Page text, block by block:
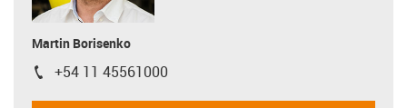
Martin Borisenko
igus-icon-phone
+54 11 45561000